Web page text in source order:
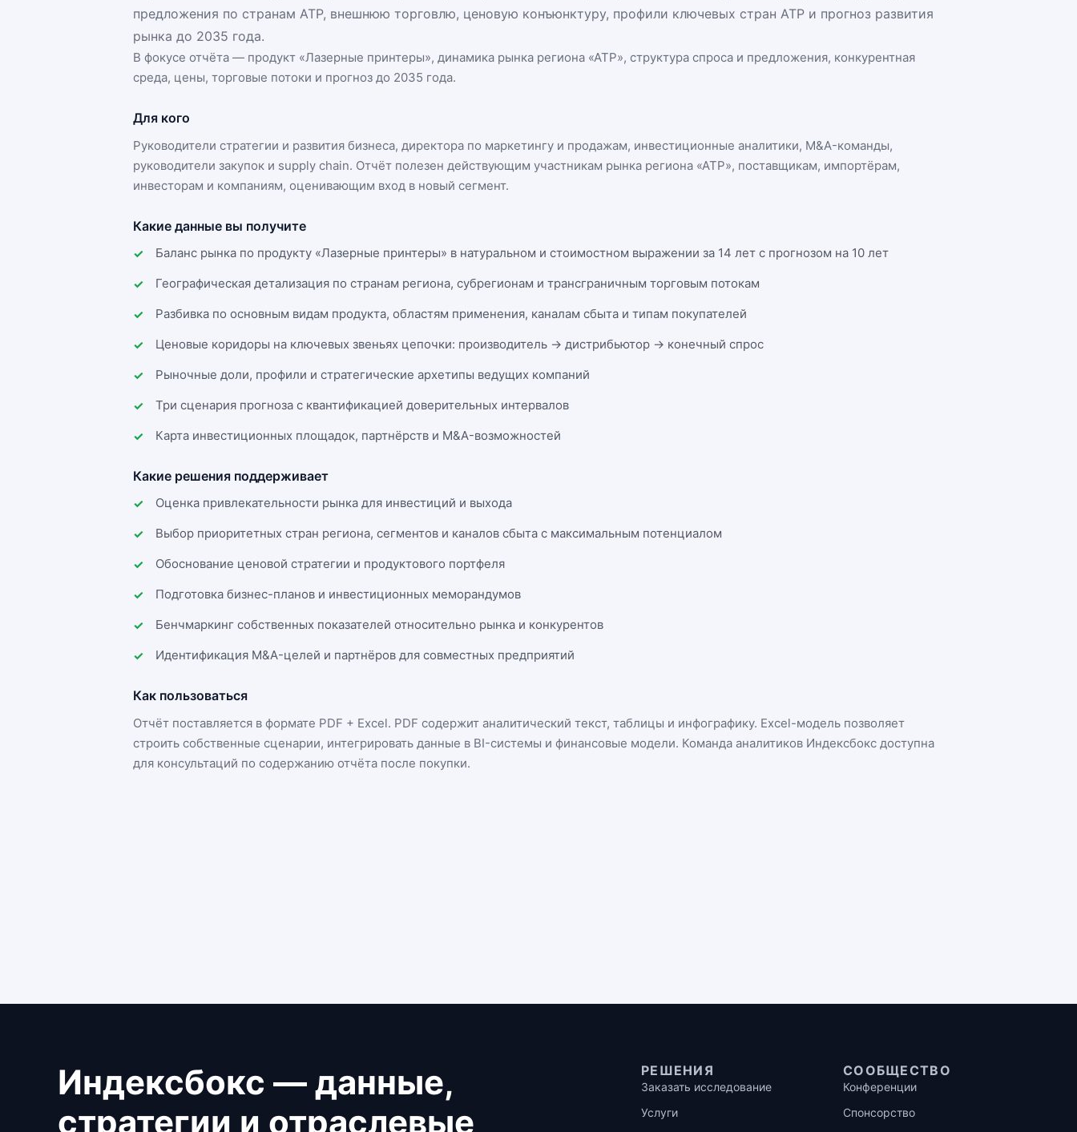
предложения по странам АТР, внешнюю торговлю, ценовую конъюнктуру, профили ключевых стран АТР и прогноз развития
рынка до 2035 года.
В фокусе отчёта — продукт «Лазерные принтеры», динамика рынка региона «АТР», структура спроса и предложения, конкурентная
среда, цены, торговые потоки и прогноз до 2035 года.
Для кого
Руководители стратегии и развития бизнеса, директора по маркетингу и продажам, инвестиционные аналитики, M&A-команды,
руководители закупок и supply chain. Отчёт полезен действующим участникам рынка региона «АТР», поставщикам, импортёрам,
инвесторам и компаниям, оценивающим вход в новый сегмент.
Какие данные вы получите
Баланс рынка по продукту «Лазерные принтеры» в натуральном и стоимостном выражении за 14 лет с прогнозом на 10 лет
Географическая детализация по странам региона, субрегионам и трансграничным торговым потокам
Разбивка по основным видам продукта, областям применения, каналам сбыта и типам покупателей
Ценовые коридоры на ключевых звеньях цепочки: производитель → дистрибьютор → конечный спрос
Рыночные доли, профили и стратегические архетипы ведущих компаний
Три сценария прогноза с квантификацией доверительных интервалов
Карта инвестиционных площадок, партнёрств и M&A-возможностей
Какие решения поддерживает
Оценка привлекательности рынка для инвестиций и выхода
Выбор приоритетных стран региона, сегментов и каналов сбыта с максимальным потенциалом
Обоснование ценовой стратегии и продуктового портфеля
Подготовка бизнес-планов и инвестиционных меморандумов
Бенчмаркинг собственных показателей относительно рынка и конкурентов
Идентификация M&A-целей и партнёров для совместных предприятий
Как пользоваться
Отчёт поставляется в формате PDF + Excel. PDF содержит аналитический текст, таблицы и инфографику. Excel-модель позволяет
строить собственные сценарии, интегрировать данные в BI-системы и финансовые модели. Команда аналитиков Индексбокс доступна
для консультаций по содержанию отчёта после покупки.
Индексбокс — данные,
стратегии и отраслевые
РЕШЕНИЯ
Заказать исследование
Услуги
СООБЩЕСТВО
Конференции
Спонсорство